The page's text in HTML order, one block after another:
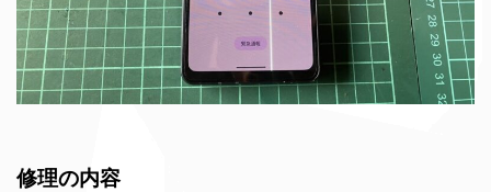
修理の内容